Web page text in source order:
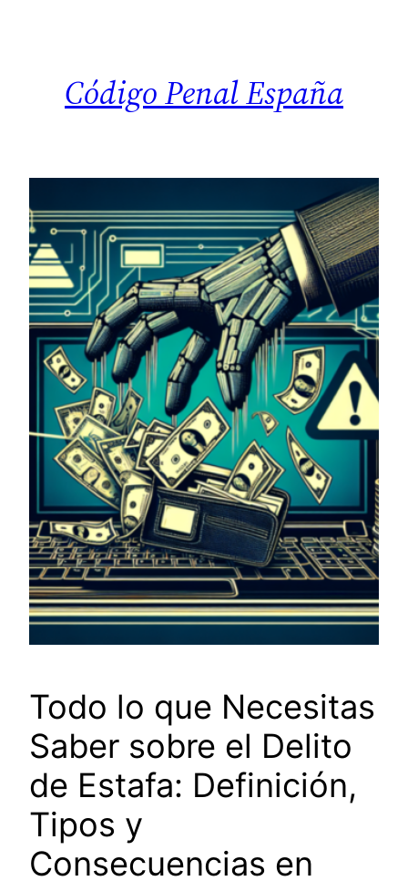
Código Penal España
Todo lo que Necesitas
Saber sobre el Delito
de Estafa: Definición,
Tipos y
Consecuencias en